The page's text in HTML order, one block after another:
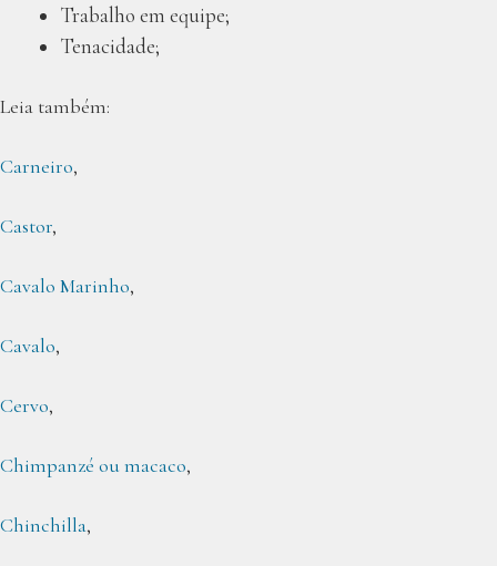
Trabalho em equipe;
Tenacidade;
Leia também:
Carneiro,
Castor,
Cavalo Marinho,
Cavalo,
Cervo,
Chimpanzé ou macaco,
Chinchilla,